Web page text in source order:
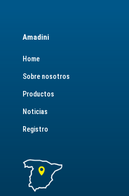
Amadini
Home
Sobre nosotros
Productos
Noticias
Registro